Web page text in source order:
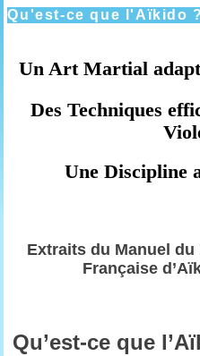
Qu'est-ce que l'Aïkido ?
Un Art Martial
Des Techniques
Une Discipline
Extraits du Manuel du
Française
Qu’est-ce que